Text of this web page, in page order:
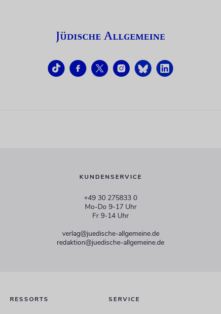
KUNDENSERVICE
+49 30 275833 0
Mo-Do 9-17 Uhr
Fr 9-14 Uhr
verlag@juedische-allgemeine.de
redaktion@juedische-allgemeine.de
RESSORTS SERVICE